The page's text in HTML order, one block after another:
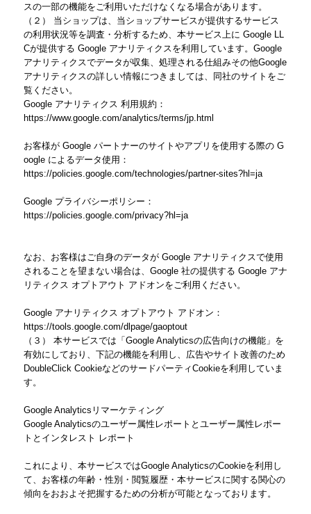
スの一部の機能をご利用いただけなくなる場合があります。
（２） 当ショップは、当ショップサービスが提供するサービス
の利用状況等を調査・分析するため、本サービス上に Google LL
Cが提供する Google アナリティクスを利用しています。Google
アナリティクスでデータが収集、処理される仕組みその他Google
アナリティクスの詳しい情報につきましては、同社のサイトをご
覧ください。
Google アナリティクス 利用規約：
https://www.google.com/analytics/terms/jp.html
お客様が Google パートナーのサイトやアプリを使用する際の G
oogle によるデータ使用：
https://policies.google.com/technologies/partner-sites?hl=ja
Google プライバシーポリシー：
https://policies.google.com/privacy?hl=ja
なお、お客様はご自身のデータが Google アナリティクスで使用
されることを望まない場合は、Google 社の提供する Google アナ
リティクス オプトアウト アドオンをご利用ください。
Google アナリティクス オプトアウト アドオン：
https://tools.google.com/dlpage/gaoptout
（３） 本サービスでは「Google Analyticsの広告向けの機能」を
有効にしており、下記の機能を利用し、広告やサイト改善のため
DoubleClick CookieなどのサードパーティCookieを利用していま
す。
Google Analyticsリマーケティング
Google Analyticsのユーザー属性レポートとユーザー属性レポー
トとインタレスト レポート
これにより、本サービスではGoogle AnalyticsのCookieを利用し
て、お客様の年齢・性別・閲覧履歴・本サービスに関する関心の
傾向をおおよそ把握するための分析が可能となっております。